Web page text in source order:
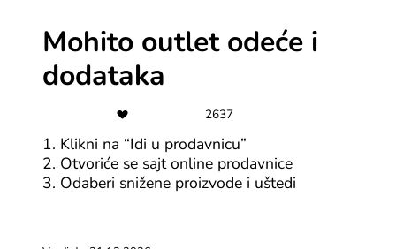
Svi AliExpress BiH kuponi
2$
AliExpress kupon za 2$
popusta na kupovinu
iznad 15$
Mohito outlet odeće i
dodataka
2637
1. Klikni na “Idi u prodavnicu”
2. Otvoriće se sajt online prodavnice
3. Odaberi snižene proizvode i uštedi